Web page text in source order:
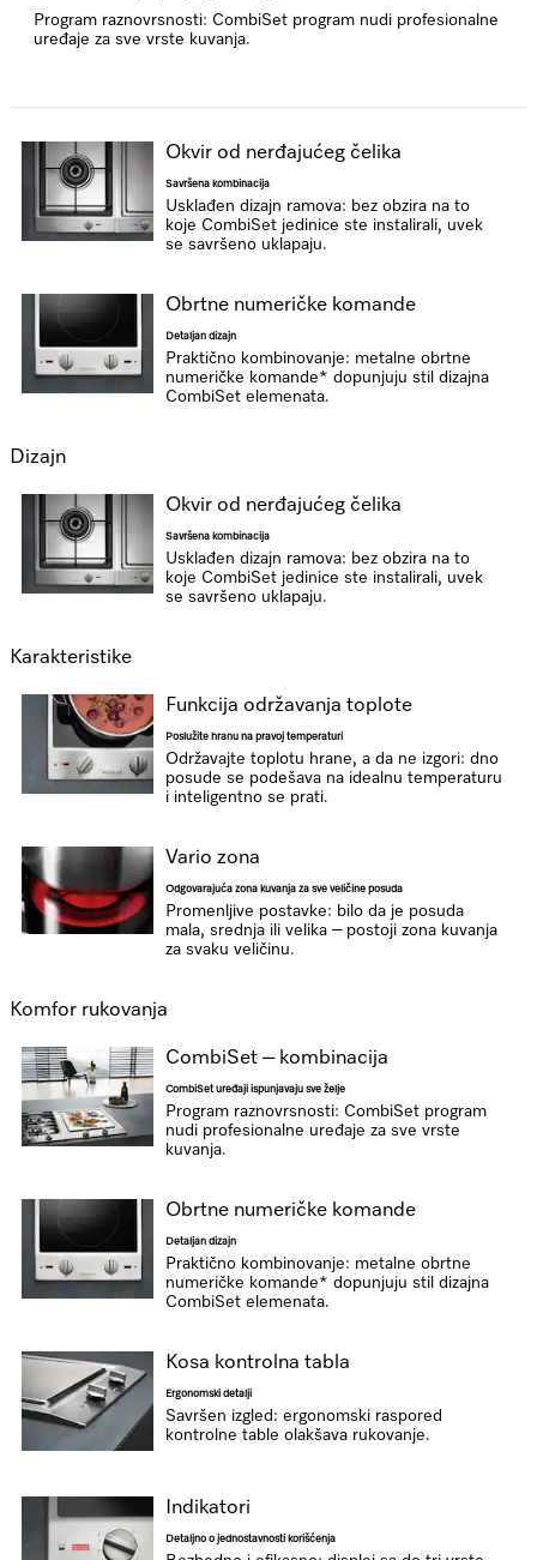
Program raznovrsnosti: CombiSet program nudi profesionalne
uređaje za sve vrste kuvanja.
Okvir od nerđajućeg čelika
Savršena kombinacija
Usklađen dizajn ramova: bez obzira na to
koje CombiSet jedinice ste instalirali, uvek
se savršeno uklapaju.
Obrtne numeričke komande
Detaljan dizajn
Praktično kombinovanje: metalne obrtne
numeričke komande* dopunjuju stil dizajna
CombiSet elemenata.
Dizajn
Okvir od nerđajućeg čelika
Savršena kombinacija
Usklađen dizajn ramova: bez obzira na to
koje CombiSet jedinice ste instalirali, uvek
se savršeno uklapaju.
Karakteristike
Funkcija održavanja toplote
Poslužite hranu na pravoj temperaturi
Održavajte toplotu hrane, a da ne izgori: dno
posude se podešava na idealnu temperaturu
i inteligentno se prati.
Vario zona
Odgovarajuća zona kuvanja za sve veličine posuda
Promenljive postavke: bilo da je posuda
mala, srednja ili velika – postoji zona kuvanja
za svaku veličinu.
Komfor rukovanja
CombiSet – kombinacija
CombiSet uređaji ispunjavaju sve želje
Program raznovrsnosti: CombiSet program
nudi profesionalne uređaje za sve vrste
kuvanja.
Obrtne numeričke komande
Detaljan dizajn
Praktično kombinovanje: metalne obrtne
numeričke komande* dopunjuju stil dizajna
CombiSet elemenata.
Kosa kontrolna tabla
Ergonomski detalji
Savršen izgled: ergonomski raspored
kontrolne table olakšava rukovanje.
Indikatori
Detaljno o jednostavnosti korišćenja